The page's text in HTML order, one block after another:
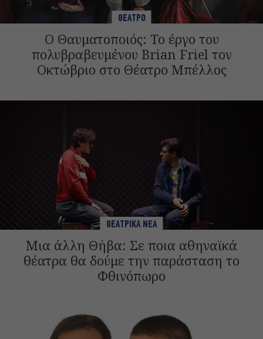
ΘΕΑΤΡΟ
Ο Θαυματοποιός: Το έργο του
πολυβραβευμένου Brian Friel τον
Οκτώβριο στο Θέατρο Μπέλλος
ΘΕΑΤΡΙΚΑ ΝΕΑ
Μια άλλη Θήβα: Σε ποια αθηναϊκά
θέατρα θα δούμε την παράσταση το
Φθινόπωρο